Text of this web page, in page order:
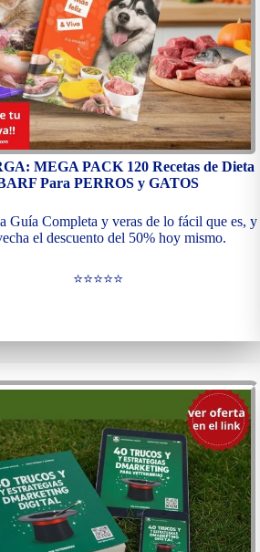
MEGA PACK 120 Recetas de Dieta
Para PERROS y GATOS
Guía Completa y veras de lo fácil que es, y
el descuento del 50% hoy mismo.
⭐⭐⭐⭐⭐